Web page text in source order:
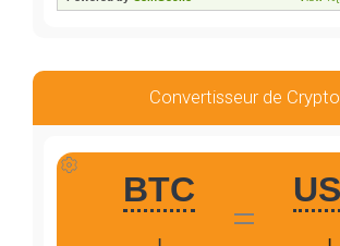
Convertisseur de Crypto